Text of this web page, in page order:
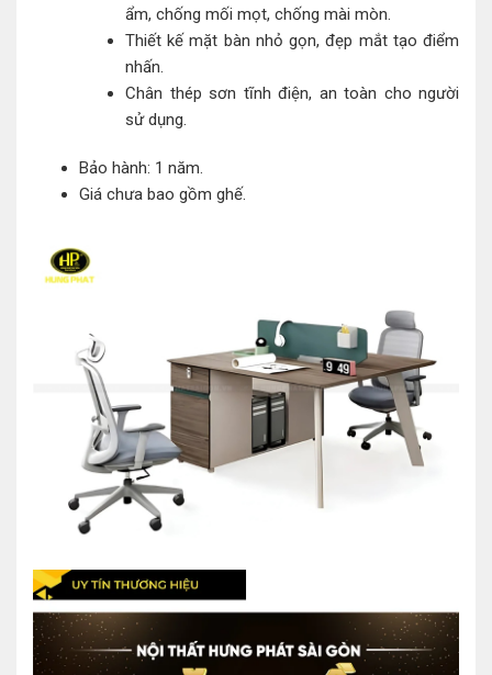
ẩm, chống mối mọt, chống mài mòn.
Thiết kế mặt bàn nhỏ gọn, đẹp mắt tạo điểm
nhấn.
Chân thép sơn tĩnh điện, an toàn cho người
sử dụng.
Bảo hành: 1 năm.
Giá chưa bao gồm ghế.